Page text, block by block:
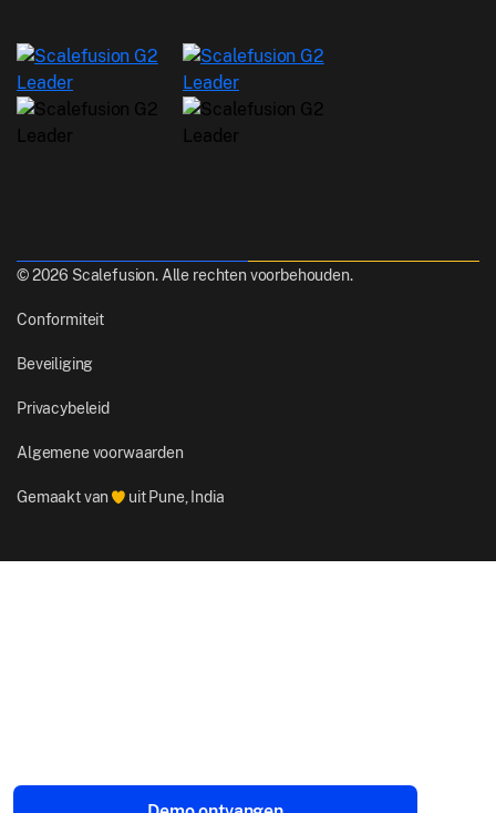
© 2026 Scalefusion. Alle rechten voorbehouden.
Conformiteit
Beveiliging
Privacybeleid
Algemene voorwaarden
Gemaakt van uit Pune, India